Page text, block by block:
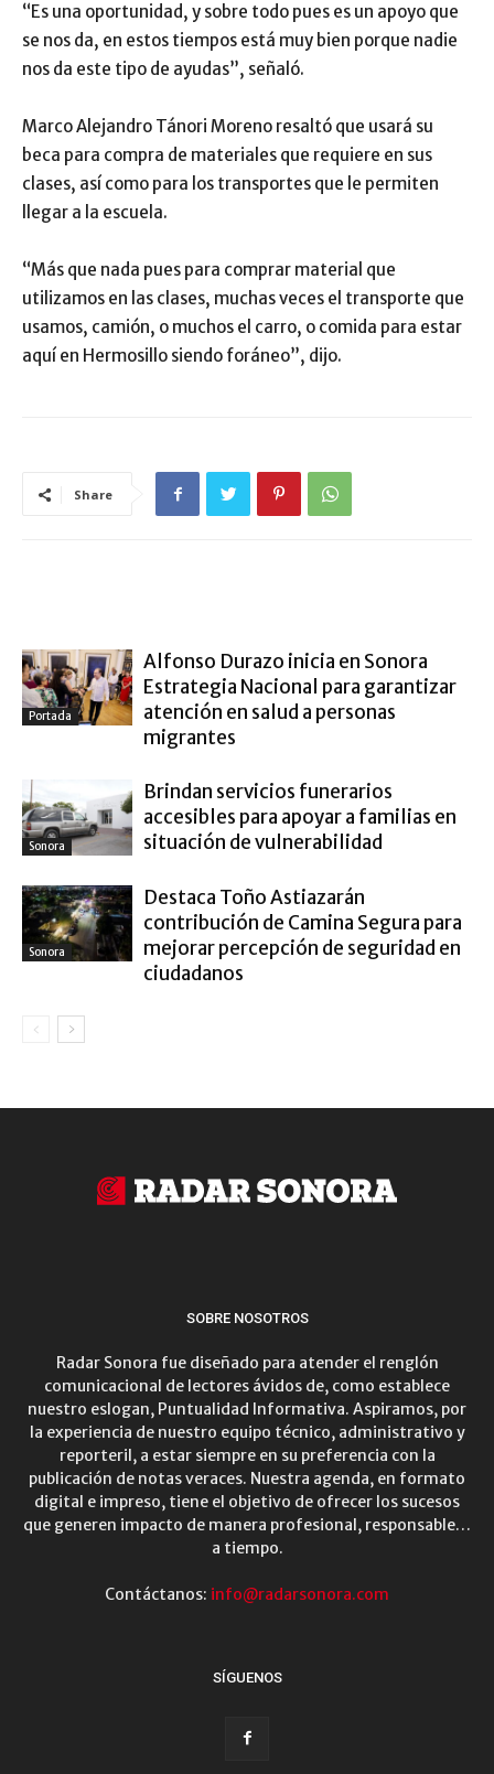
“Es una oportunidad, y sobre todo pues es un apoyo que
se nos da, en estos tiempos está muy bien porque nadie
nos da este tipo de ayudas”, señaló.
Marco Alejandro Tánori Moreno resaltó que usará su
beca para compra de materiales que requiere en sus
clases, así como para los transportes que le permiten
llegar a la escuela.
“Más que nada pues para comprar material que
utilizamos en las clases, muchas veces el transporte que
usamos, camión, o muchos el carro, o comida para estar
aquí en Hermosillo siendo foráneo”, dijo.
Share
Portada
Alfonso Durazo inicia en Sonora
Estrategia Nacional para garantizar
atención en salud a personas
migrantes
Sonora
Brindan servicios funerarios
accesibles para apoyar a familias en
situación de vulnerabilidad
Sonora
Destaca Toño Astiazarán
contribución de Camina Segura para
mejorar percepción de seguridad en
ciudadanos
SOBRE NOSOTROS
Radar Sonora fue diseñado para atender el renglón
comunicacional de lectores ávidos de, como establece
nuestro eslogan, Puntualidad Informativa. Aspiramos, por
la experiencia de nuestro equipo técnico, administrativo y
reporteril, a estar siempre en su preferencia con la
publicación de notas veraces. Nuestra agenda, en formato
digital e impreso, tiene el objetivo de ofrecer los sucesos
que generen impacto de manera profesional, responsable…
a tiempo.
Contáctanos: info@radarsonora.com
SÍGUENOS